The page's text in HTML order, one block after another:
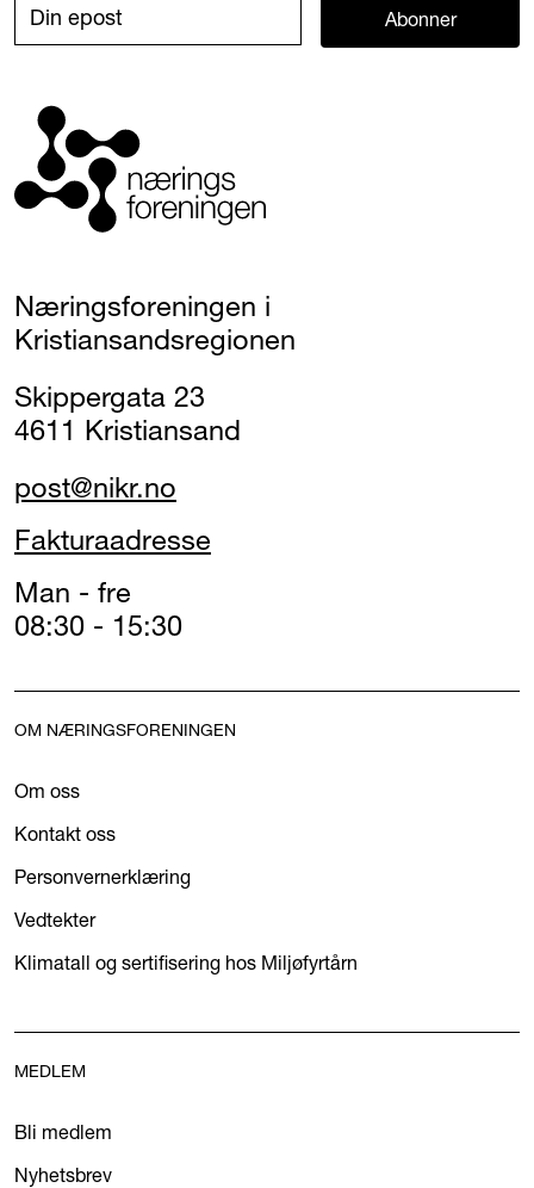
Abonner
Næringsforeningen i
Kristiansandsregionen
Skippergata 23
4611 Kristiansand
post@nikr.no
Fakturaadresse
Man - fre
08:30 - 15:30
OM NÆRINGSFORENINGEN
Om oss
Kontakt oss
Personvernerklæring
Vedtekter
Klimatall og sertifisering hos Miljøfyrtårn
MEDLEM
Bli medlem
Nyhetsbrev